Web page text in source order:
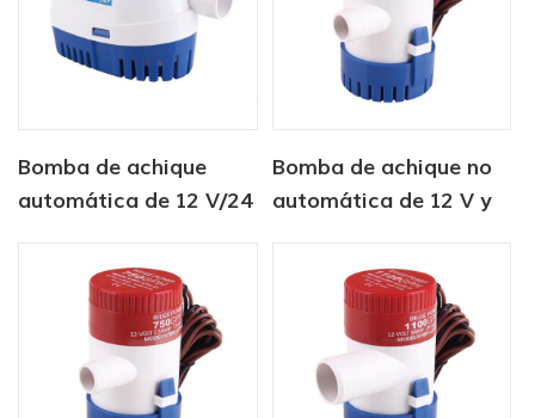
Bomba de achique
automática de 12 V/24
Bomba de achique no
automática de 12 V y